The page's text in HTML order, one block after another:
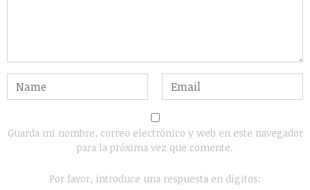
Guarda mi nombre, correo electrónico y web en este navegador
para la próxima vez que comente.
Por favor, introduce una respuesta en dígitos: